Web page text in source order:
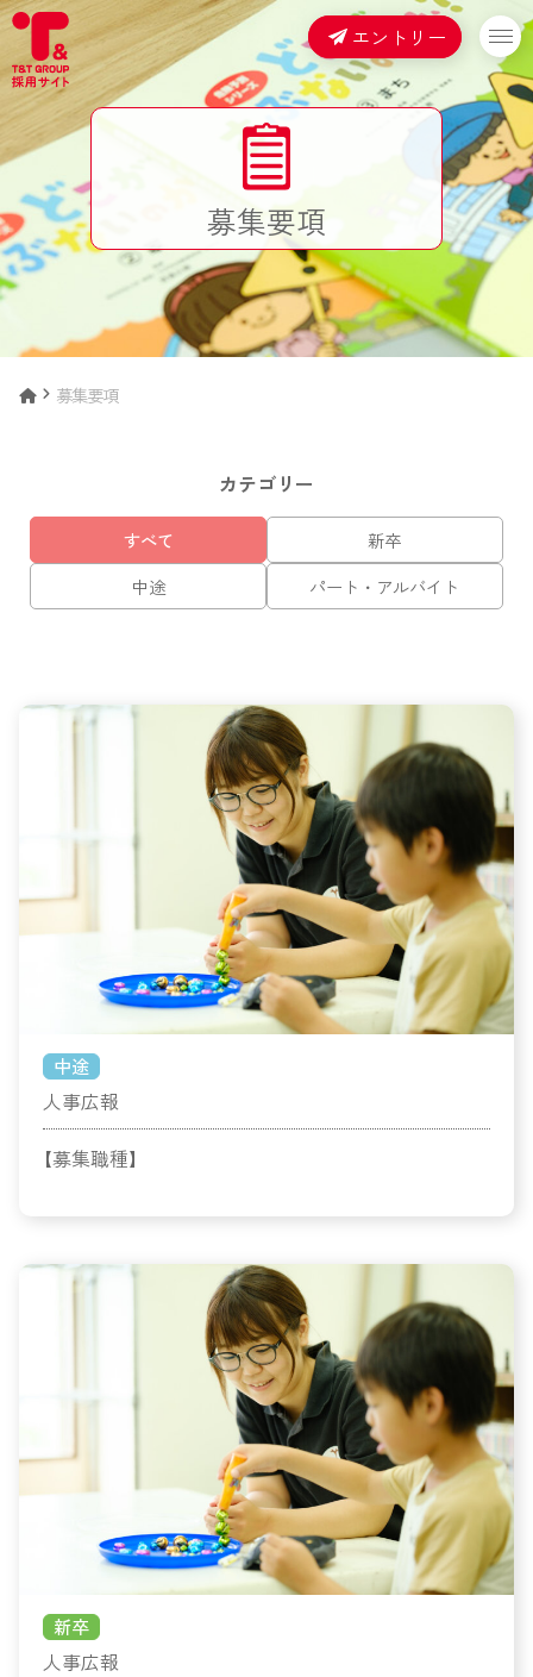
エントリー
募集要項
募集要項
カテゴリー
すべて
新卒
中途
パート・アルバイト
中途
人事広報
【募集職種】
新卒
人事広報